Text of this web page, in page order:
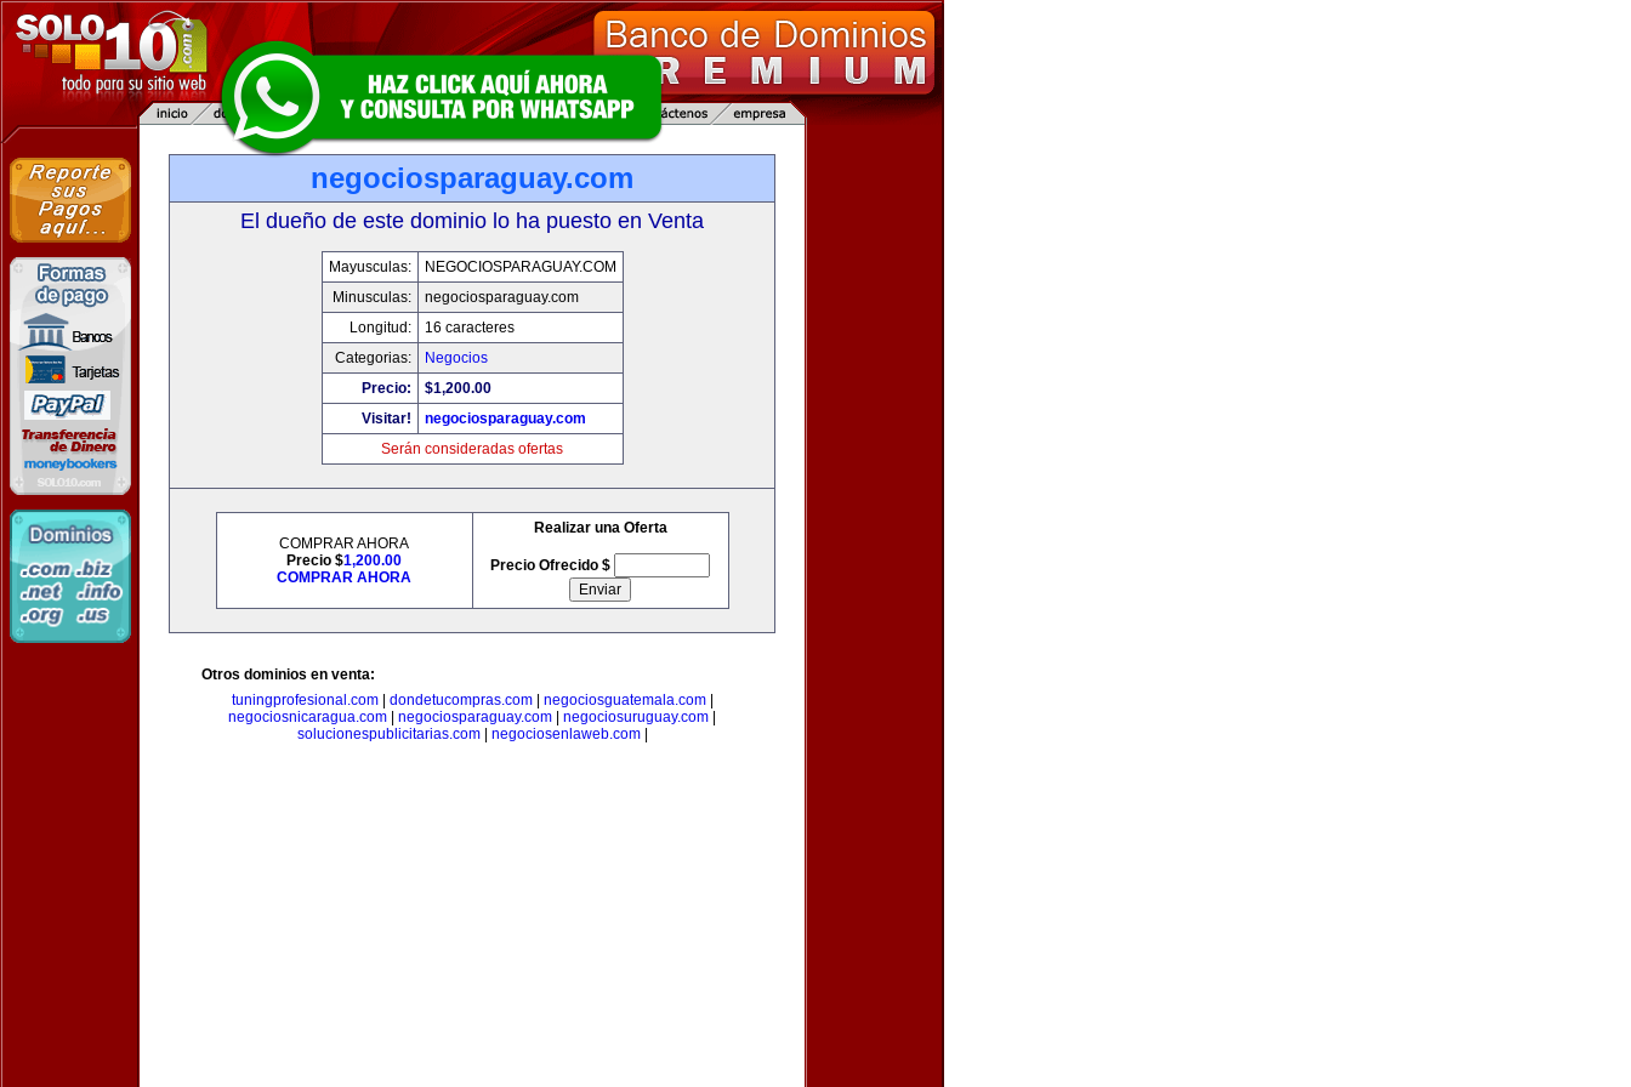
negociosparaguay.com
El dueño de este dominio lo ha puesto en Venta
Mayusculas:
NEGOCIOSPARAGUAY.COM
Minusculas:
negociosparaguay.com
Longitud:
16 caracteres
Categorias:
Negocios
Precio:
$1,200.00
Visitar!
negociosparaguay.com
Serán consideradas ofertas
COMPRAR AHORA
Precio $1,200.00
COMPRAR AHORA
Realizar una Oferta
Precio Ofrecido $
Otros dominios en venta:
tuningprofesional.com| dondetucompras.com| negociosguatemala.com|
negociosnicaragua.com
negociosparaguay.com negociosuruguay.com
solucionespublicitarias.com| negociosenlaweb.com|